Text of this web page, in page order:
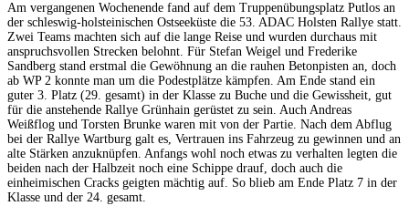
Am vergangenen Wochenende fand auf dem Truppenübungsplatz Putlos an
der schleswig-holsteinischen Ostseeküste die 53. ADAC Holsten Rallye statt.
Zwei Teams machten sich auf die lange Reise und wurden durchaus mit
anspruchsvollen Strecken belohnt. Für Stefan Weigel und Frederike
Sandberg stand erstmal die Gewöhnung an die rauhen Betonpisten an, doch
ab WP 2 konnte man um die Podestplätze kämpfen. Am Ende stand ein
guter 3. Platz (29. gesamt) in der Klasse zu Buche und die Gewissheit, gut
für die anstehende Rallye Grünhain gerüstet zu sein. Auch Andreas
Weißflog und Torsten Brunke waren mit von der Partie. Nach dem Abflug
bei der Rallye Wartburg galt es, Vertrauen ins Fahrzeug zu gewinnen und an
alte Stärken anzuknüpfen. Anfangs wohl noch etwas zu verhalten legten die
beiden nach der Halbzeit noch eine Schippe drauf, doch auch die
einheimischen Cracks geigten mächtig auf. So blieb am Ende Platz 7 in der
Klasse und der 24. gesamt.